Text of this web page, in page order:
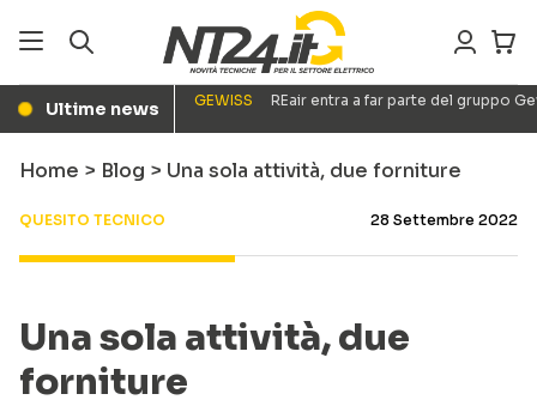
● Ultime news GEWISS REair entra a far parte del gruppo
Home > Blog > Una sola attività, due forniture
QUESITO TECNICO 28 Settembre 2022
Una sola attività, due
forniture